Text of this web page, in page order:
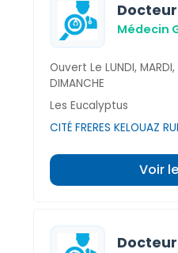
Docteur
Médecin
Ouvert Le LUNDI, MARDI,
DIMANCHE
Les Eucalyptus
CITÉ FRERES KELOUAZ
Voir
Docteur